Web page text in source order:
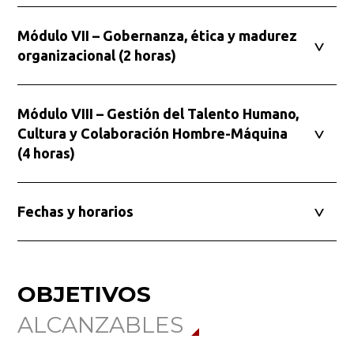
Módulo VII – Gobernanza, ética y madurez
organizacional (2 horas)
Módulo VIII – Gestión del Talento Humano,
Cultura y Colaboración Hombre-Máquina
(4 horas)
Fechas y horarios
OBJETIVOS
ALCANZABLES
Buscar en:
Ordenar por: